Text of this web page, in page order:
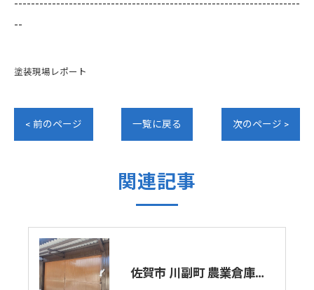
--------------------------------------------------------------------
--
塗装現場レポート
< 前のページ 一覧に戻る 次のページ >
関連記事
佐賀市 川副町 農業倉庫その② 完了❗️